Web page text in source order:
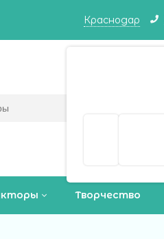
Краснодар
Творчество